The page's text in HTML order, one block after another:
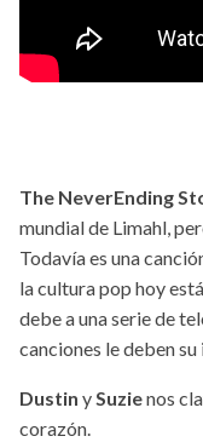
The NeverEnding
mundial de Limahl,
Todavía es una
la cultura pop hoy
debe a una serie de
canciones le deben
Dustin ySuzienos
corazón.